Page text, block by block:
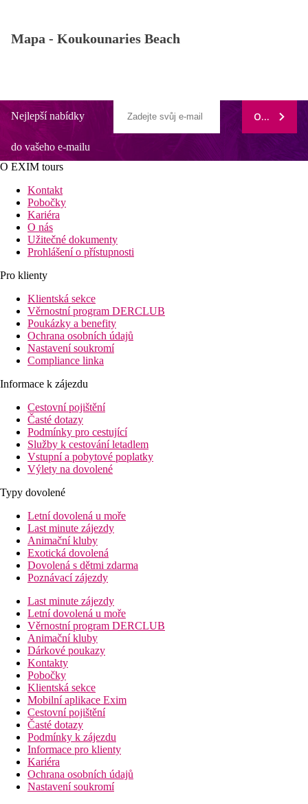
Mapa - Koukounaries Beach
Nejlepší nabídky
do vašeho e-mailu
ODEBÍRAT
O EXIM tours
Kontakt
Pobočky
Kariéra
O nás
Užitečné dokumenty
Prohlášení o přístupnosti
Pro klienty
Klientská sekce
Věrnostní program DERCLUB
Poukázky a benefity
Ochrana osobních údajů
Nastavení soukromí
Compliance linka
Informace k zájezdu
Cestovní pojištění
Časté dotazy
Podmínky pro cestující
Služby k cestování letadlem
Vstupní a pobytové poplatky
Výlety na dovolené
Typy dovolené
Letní dovolená u moře
Last minute zájezdy
Animační kluby
Exotická dovolená
Dovolená s dětmi zdarma
Poznávací zájezdy
Last minute zájezdy
Letní dovolená u moře
Věrnostní program DERCLUB
Animační kluby
Dárkové poukazy
Kontakty
Pobočky
Klientská sekce
Mobilní aplikace Exim
Cestovní pojištění
Časté dotazy
Podmínky k zájezdu
Informace pro klienty
Kariéra
Ochrana osobních údajů
Nastavení soukromí